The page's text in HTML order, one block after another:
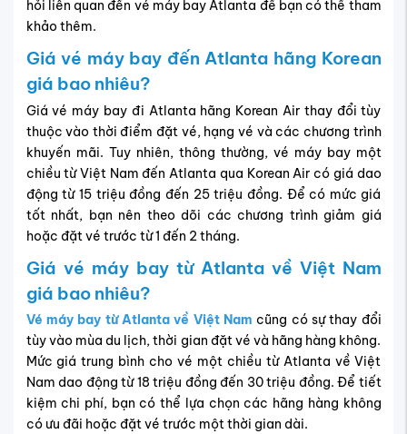
hỏi liên quan đến vé máy bay Atlanta để bạn có thể tham
khảo thêm.
Giá vé máy bay đến Atlanta hãng Korean
giá bao nhiêu?
Giá vé máy bay đi Atlanta hãng Korean Air thay đổi tùy
thuộc vào thời điểm đặt vé, hạng vé và các chương trình
khuyến mãi. Tuy nhiên, thông thường, vé máy bay một
chiều từ Việt Nam đến Atlanta qua Korean Air có giá dao
động từ 15 triệu đồng đến 25 triệu đồng. Để có mức giá
tốt nhất, bạn nên theo dõi các chương trình giảm giá
hoặc đặt vé trước từ 1 đến 2 tháng.
Giá vé máy bay từ Atlanta về Việt Nam
giá bao nhiêu?
Vé máy bay từ Atlanta về Việt Nam cũng có sự thay đổi
tùy vào mùa du lịch, thời gian đặt vé và hãng hàng không.
Mức giá trung bình cho vé một chiều từ Atlanta về Việt
Nam dao động từ 18 triệu đồng đến 30 triệu đồng. Để tiết
kiệm chi phí, bạn có thể lựa chọn các hãng hàng không
có ưu đãi hoặc đặt vé trước một thời gian dài.